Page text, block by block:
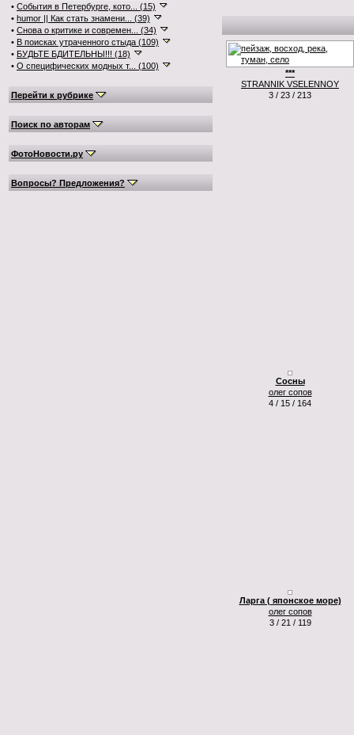
• События в Петербурге, кото... (15)
• humor || Как стать знамени... (39)
• Снова о критике и современ... (34)
• В поисках утраченного стыда (109)
• БУДЬТЕ БДИТЕЛЬНЫ!!! (18)
• О специфических модных т... (100)
Перейти к рубрике
Поиск по авторам
ФотоНовости.ру
Вопросы? Предложения?
***
STRANNIK VSELENNOY
3 / 23 / 213
Сосны
олег сопов
4 / 15 / 164
Ларга ( японское море)
олег сопов
3 / 21 / 119